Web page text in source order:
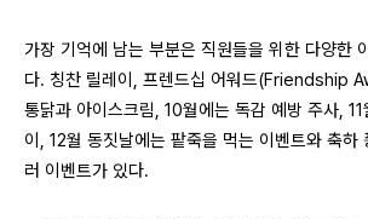
가장 기억에 남는 부분은 직원들을 위한 다양한
다. 칭찬 릴레이, 프렌드십 어워드(Friendship
통닭과 아이스크림, 10월에는 독감 예방 주사, 11
이, 12월 동짓날에는 팥죽을 먹는 이벤트와 축하
러 이벤트가 있다.